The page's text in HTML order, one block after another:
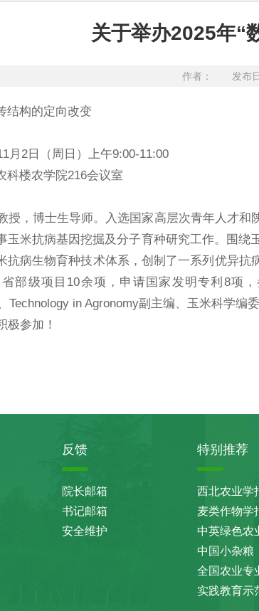
关于举办2025年“
作者： 发布
结构的定向改变
月2日（周日）上午9:00-11:00
科楼农学院216会议室
博士生导师。入选国家高层次青年人才和
玉米抗病基因挖掘及分子育种研究工作。围
抗病生物育种技术体系，创制了一系列优异
部级项目10余项，申请国家发明专利8项
Technology in Agronomy副主编、玉米科学编委
参加！
学
年10
反馈
院长邮箱
书记邮箱
安全维护
特别推荐
西北农业学
麦类作物学
中英绿色农
中国小杂粮
全国农业专
实践教育示